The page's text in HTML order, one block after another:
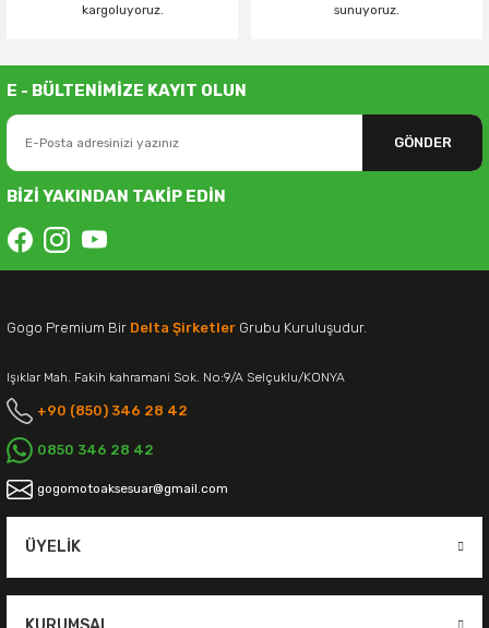
kargoluyoruz.
sunuyoruz.
E - BÜLTENİMİZE KAYIT OLUN
GÖNDER
BİZİ YAKINDAN TAKİP EDİN
Gogo Premium Bir Delta Şirketler Grubu Kuruluşudur.
Işıklar Mah. Fakih kahramani Sok. No:9/A Selçuklu/KONYA
+90 (850) 346 28 42
0850 346 28 42
gogomotoaksesuar@gmail.com
ÜYELIK